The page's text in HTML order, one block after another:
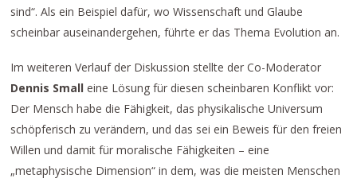
sind“. Als ein Beispiel dafür, wo Wissenschaft und Glaube
scheinbar auseinandergehen, führte er das Thema Evolution an.
Im weiteren Verlauf der Diskussion stellte der Co-Moderator
Dennis Smalleine Lösung für diesen scheinbaren Konflikt vor:
Der Mensch habe die Fähigkeit, das physikalische Universum
schöpferisch zu verändern, und das sei ein Beweis für den freien
Willen und damit für moralische Fähigkeiten – eine
„metaphysische Dimension“ in dem, was die meisten Menschen